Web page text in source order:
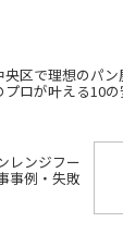
央区で理想のパ
プロが叶える10
レンジフー
事例・失敗